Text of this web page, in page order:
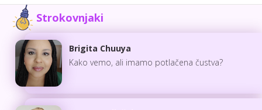
Strokovnjaki
Brigita Chuuya
Kako vemo, ali imamo potlačena čustva?